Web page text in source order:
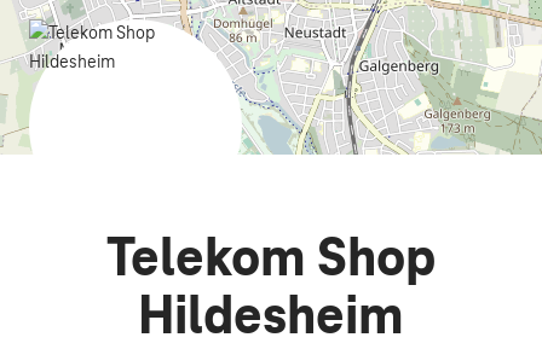
Telekom Shop
Hildesheim